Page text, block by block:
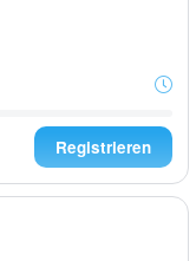
Registrieren